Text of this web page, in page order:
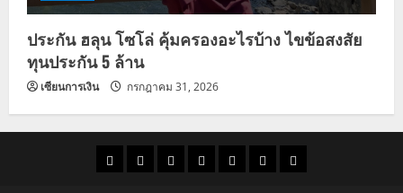
ประกัน ฮลุน โซโล่ คุ้มครองอะไรบ้าง ไขข้อสงสัย
ทุนประกัน 5 ล้าน
เซียนการเงิน กรกฎาคม 31, 2026
ราคาแนว
ข่าว
ข่าว
ดูด
ที่
ผู้ชาย